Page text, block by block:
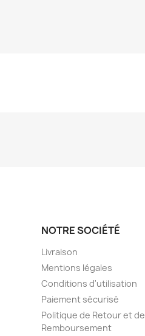
NOTRE SOCIÉTÉ
Livraison
Mentions légales
Conditions d'utilisation
Paiement sécurisé
Politique de Retour et de
Remboursement